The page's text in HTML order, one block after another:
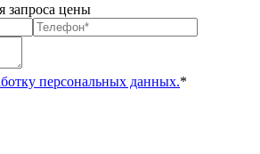
запроса цены
персональных данных.*